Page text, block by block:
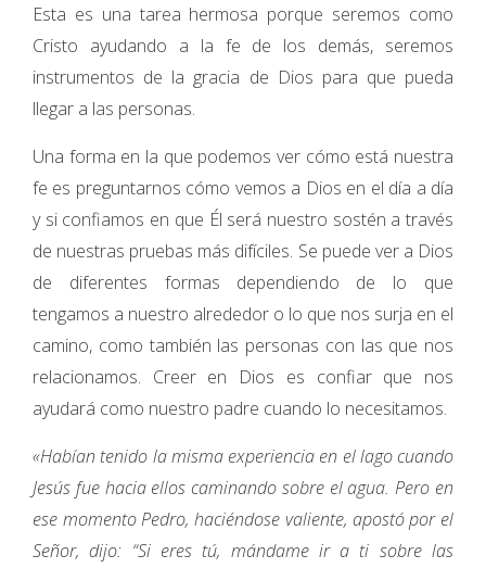
Esta es una tarea hermosa porque seremos como
Cristo ayudando a la fe de los demás, seremos
instrumentos de la gracia de Dios para que pueda
llegar a las personas.
Una forma en la que podemos ver cómo está nuestra
fe es preguntarnos cómo vemos a Dios en el día a día
y si confiamos en que Él será nuestro sostén a través
de nuestras pruebas más difíciles. Se puede ver a Dios
de diferentes formas dependiendo de lo que
tengamos a nuestro alrededor o lo que nos surja en el
camino, como también las personas con las que nos
relacionamos. Creer en Dios es confiar que nos
ayudará como nuestro padre cuando lo necesitamos.
«Habían tenido la misma experiencia en el lago cuando
Jesús fue hacia ellos caminando sobre el agua. Pero en
ese momento Pedro, haciéndose valiente, apostó por el
Señor, dijo: “Si eres tú, mándame ir a ti sobre las